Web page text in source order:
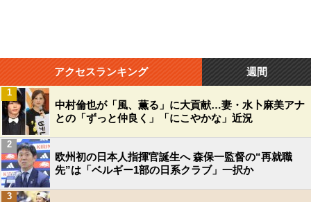
アクセスランキング 週間
中村倫也が「風、薫る」に大貢献…妻・水卜麻美アナ
との「ずっと仲良く」「にこやかな」近況
1
欧州初の日本人指揮官誕生へ 森保一監督の“再就職
先”は「ベルギー1部の日系クラブ」一択か
2
3